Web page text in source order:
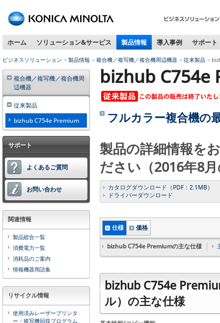
内
動
用
リ
ン
ク
で
す
本
文
へ
移
動
し
ま
す
ホーム ソリューション&サービス 製品情報 導入事例 サポート
ビジネスソリューション 製品情報 複合機／複写機／複合機周辺機器 従来製品
bizhub C754e
フルカラー複合機の
製品の詳細情報を
ださい（2016年8
カタログダウンロード（PDF：2.1MB）
ドライバーダウンロード
仕様 価格
bizhub C754e Premiumの主な仕様
bizhub C754e
ル）の主な仕様
複合機／複写機／複合機周
辺機器
従来製品
bizhub C754e Premium
サポート
よくあるご質問
お問い合わせ
関連情報
製品総合一覧
消費電力一覧
消耗品のご案内
情報機器用語集
リサイクル情報
使用済みレーザープリンタ
ー・複写機回収プログラム